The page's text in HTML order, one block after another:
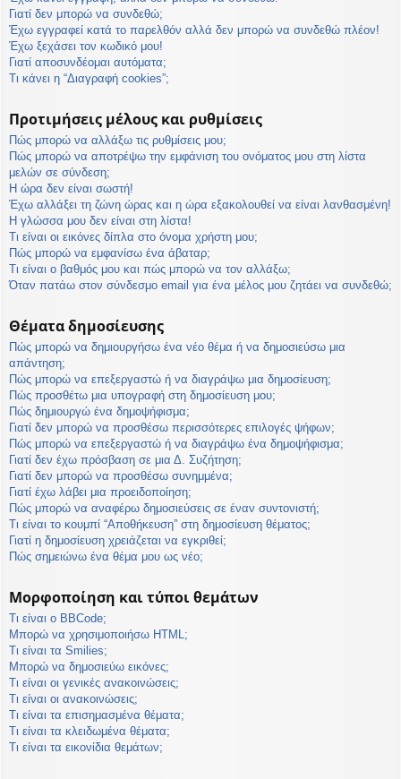
εις
Γιατί δεν μπορώ να συνδεθώ;
Έχω εγγραφεί κατά το παρελθόν αλλά δεν μπορώ να συνδεθώ πλέον!
Έχω ξεχάσει τον κωδικό μου!
Γιατί αποσυνδέομαι αυτόματα;
Τι κάνει η “Διαγραφή cookies”;
Προτιμήσεις μέλους και ρυθμίσεις
Πώς μπορώ να αλλάξω τις ρυθμίσεις μου;
Πώς μπορώ να αποτρέψω την εμφάνιση του ονόματος μου στη λίστα
μελών σε σύνδεση;
Η ώρα δεν είναι σωστή!
Έχω αλλάξει τη ζώνη ώρας και η ώρα εξακολουθεί να είναι λανθασμένη!
Η γλώσσα μου δεν είναι στη λίστα!
Τι είναι οι εικόνες δίπλα στο όνομα χρήστη μου;
Πώς μπορώ να εμφανίσω ένα άβαταρ;
Τι είναι ο βαθμός μου και πώς μπορώ να τον αλλάξω;
Όταν πατάω στον σύνδεσμο email για ένα μέλος μου ζητάει να συνδεθώ;
Θέματα δημοσίευσης
Πώς μπορώ να δημιουργήσω ένα νέο θέμα ή να δημοσιεύσω μια
απάντηση;
Πώς μπορώ να επεξεργαστώ ή να διαγράψω μια δημοσίευση;
Πώς προσθέτω μια υπογραφή στη δημοσίευση μου;
Πώς δημιουργώ ένα δημοψήφισμα;
Γιατί δεν μπορώ να προσθέσω περισσότερες επιλογές ψήφων;
Πώς μπορώ να επεξεργαστώ ή να διαγράψω ένα δημοψήφισμα;
Γιατί δεν έχω πρόσβαση σε μια Δ. Συζήτηση;
Γιατί δεν μπορώ να προσθέσω συνημμένα;
Γιατί έχω λάβει μια προειδοποίηση;
Πώς μπορώ να αναφέρω δημοσιεύσεις σε έναν συντονιστή;
Τι είναι το κουμπί “Αποθήκευση” στη δημοσίευση θέματος;
Γιατί η δημοσίευση χρειάζεται να εγκριθεί;
Πώς σημειώνω ένα θέμα μου ως νέο;
Μορφοποίηση και τύποι θεμάτων
Τι είναι ο BBCode;
Μπορώ να χρησιμοποιήσω HTML;
Τι είναι τα Smilies;
Μπορώ να δημοσιεύω εικόνες;
Τι είναι οι γενικές ανακοινώσεις;
Τι είναι οι ανακοινώσεις;
Τι είναι τα επισημασμένα θέματα;
Τι είναι τα κλειδωμένα θέματα;
Τι είναι τα εικονίδια θεμάτων;